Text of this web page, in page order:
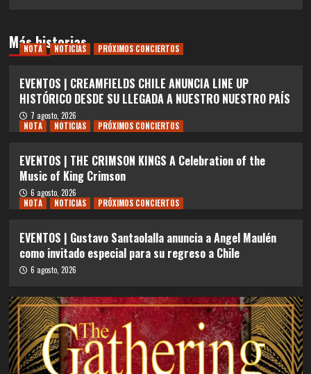
Más historias
NOTA NOTICIAS PRÓXIMOS CONCIERTOS
EVENTOS | CREAMFIELDS CHILE ANUNCIA LINE UP
HISTÓRICO DESDE SU LLEGADA A NUESTRO NUESTRO PAÍS
7 agosto, 2026
NOTA
NOTICIAS PRÓXIMOS CONCIERTOS
EVENTOS | THE CRIMSON KINGS A Celebration of the
Music of King Crimson
6 agosto, 2026
NOTA
NOTICIAS PRÓXIMOS CONCIERTOS
EVENTOS | Gustavo Santaolalla anuncia a Angel Maulén
como invitado especial para su regreso a Chile
6 agosto, 2026